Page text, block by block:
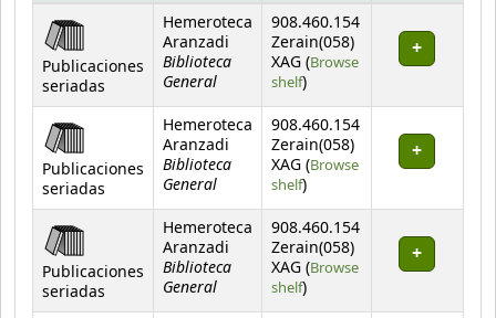
Holdings
Publicaciones
seriadas
Hemeroteca
Aranzadi
Biblioteca
General
908.460.154
Zerain(058)
XAG (Browse
shelf(Opens below)
)
Publicaciones
seriadas
Hemeroteca
Aranzadi
Biblioteca
General
908.460.154
Zerain(058)
XAG (Browse
shelf(Opens below)
)
Publicaciones
seriadas
Hemeroteca
Aranzadi
Biblioteca
General
908.460.154
Zerain(058)
XAG (Browse
shelf(Opens below)
)